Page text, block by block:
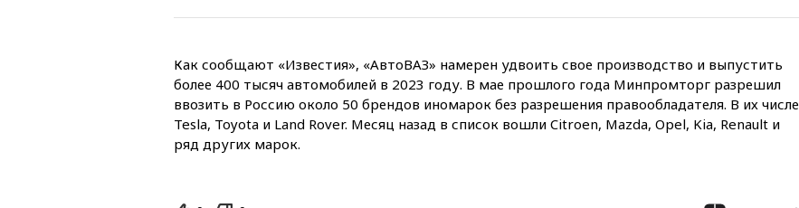
хранилищах достиг
вчера, 18:25ТАСС: Уиткофф и
Кушнер могут вскоре посетить
Москву и Киев
вчера, 17:43 «Тиса» выдвинула
Politico: «Газовая
Как сообщают «Известия», «АвтоВАЗ» намерен удвоить свое производство и выпустить
более 400 тысяч автомобилей в 2023 году. В мае прошлого года Минпромторг разрешил
ввозить в Россию около 50 брендов иномарок без разрешения правообладателя. В их числе
Tesla, Toyota и Land Rover. Месяц назад в список вошли Citroen, Mazda, Opel, Kia, Renault и
ряд других марок.